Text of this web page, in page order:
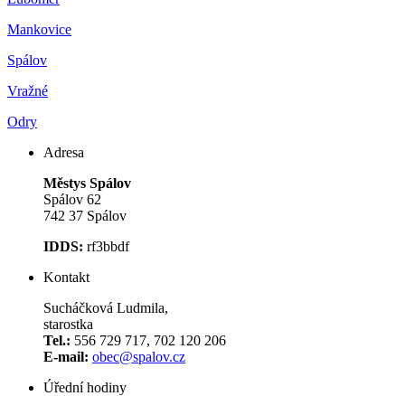
Mankovice
Spálov
Vražné
Odry
Adresa
Městys Spálov
Spálov 62
742 37 Spálov
IDDS: rf3bbdf
Kontakt
Sucháčková Ludmila,
starostka
Tel.: 556 729 717, 702 120 206
E-mail: obec@spalov.cz
Úřední hodiny